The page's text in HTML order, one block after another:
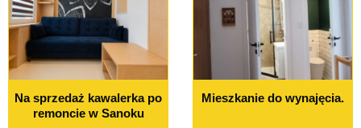
Na sprzedaż kawalerka po
remoncie w Sanoku
Mieszkanie do wynajęcia.